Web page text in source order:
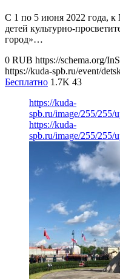
С 1 по 5 июня 2022 года,
детей культурно-
город»…
0 RUB https://schema.org/
https://kuda-spb.ru/event/
Бесплатно 1.7K 43
https://kuda-
spb.ru/image/255/255/
https://kuda-
spb.ru/image/255/255/